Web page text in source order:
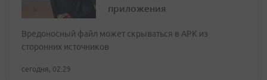
приложения
Вредоносный файл может скрываться в APK из
сторонних источников
сегодня, 02:29